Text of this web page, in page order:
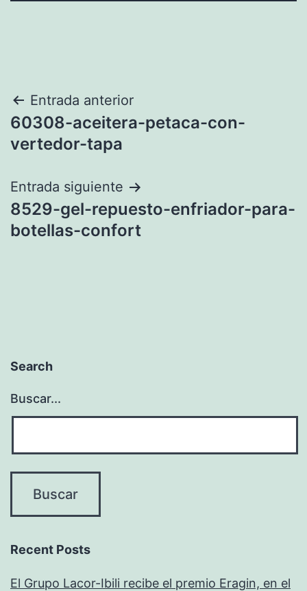
Navegación
de
Entrada anterior
60308-aceitera-petaca-con-
vertedor-tapa
Entrada siguiente
8529-gel-repuesto-enfriador-para-
botellas-confort
Search
Buscar...
Recent Posts
El Grupo Lacor-Ibili recibe el premio Eragin, en el